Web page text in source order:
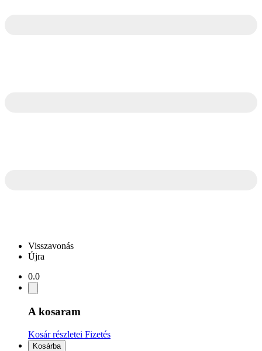
Visszavonás
Újra
0.0
A kosaram
Kosár részletei Fizetés
Kosárba